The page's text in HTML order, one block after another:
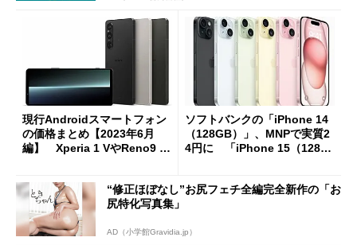
現行Androidスマートフォン
の価格まとめ【2023年6月
編】 Xperia 1 VやReno9 A
ソフトバンクの「iPhone 14
（128GB）」、MNPで実質2
4円に 「iPhone 15（128G
“修正ほぼなし”お尻フェチ全編完全新作の「お
尻特化写真集」
AD（小学館Gravidia.jp）